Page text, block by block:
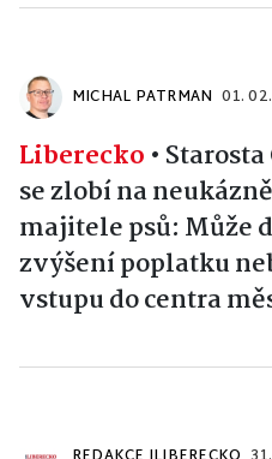
MICHAL PATRMAN 01.
Liberecko •
se zlobí na
majitele psů: Může
zvýšení poplatku
vstupu do centra